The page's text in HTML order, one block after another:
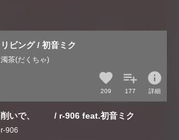
リビング / 初音ミク
濁茶(だくちゃ)
209 177
info
詳細
削いで、 / r-906 feat.初音ミク
r-906